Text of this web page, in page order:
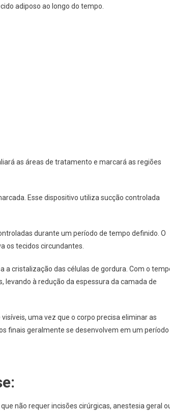
adiposo ao longo do tempo.
as áreas de tratamento e marcará as regiões
Esse dispositivo utiliza sucção controlada
durante um período de tempo definido. O
os tecidos circundantes.
cristalização das células de gordura. Com o
levando à redução da espessura da camada de
uma vez que o corpo precisa eliminar as
finais geralmente se desenvolvem em um período
não requer incisões cirúrgicas, anestesia geral